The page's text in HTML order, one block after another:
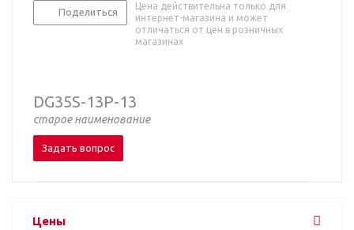
Поделиться
Цена действительна только для
интернет-магазина и может
отличаться от цен в розничных
магазинах
DG35S-13P-13
старое наименование
Задать вопрос
Цены